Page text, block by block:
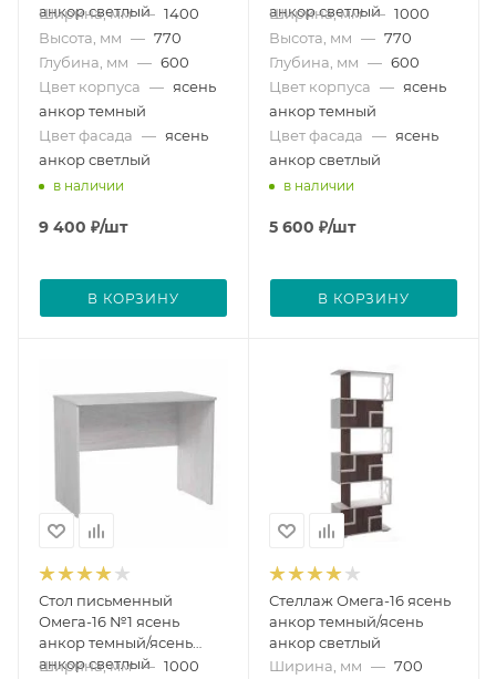
анкор светлый
Ширина, мм — 1400
Высота, мм — 770
Глубина, мм — 600
Цвет корпуса — ясень
анкор темный
Цвет фасада — ясень
анкор светлый
в наличии
9 400 ₽/шт
В КОРЗИНУ
анкор светлый
Ширина, мм — 1000
Высота, мм — 770
Глубина, мм — 600
Цвет корпуса — ясень
анкор темный
Цвет фасада — ясень
анкор светлый
в наличии
5 600 ₽/шт
В КОРЗИНУ
Стол письменный
Омега-16 №1 ясень
анкор темный/ясень
анкор светлый
Ширина, мм — 1000
Стеллаж Омега-16 ясень
анкор темный/ясень
анкор светлый
Ширина, мм — 700